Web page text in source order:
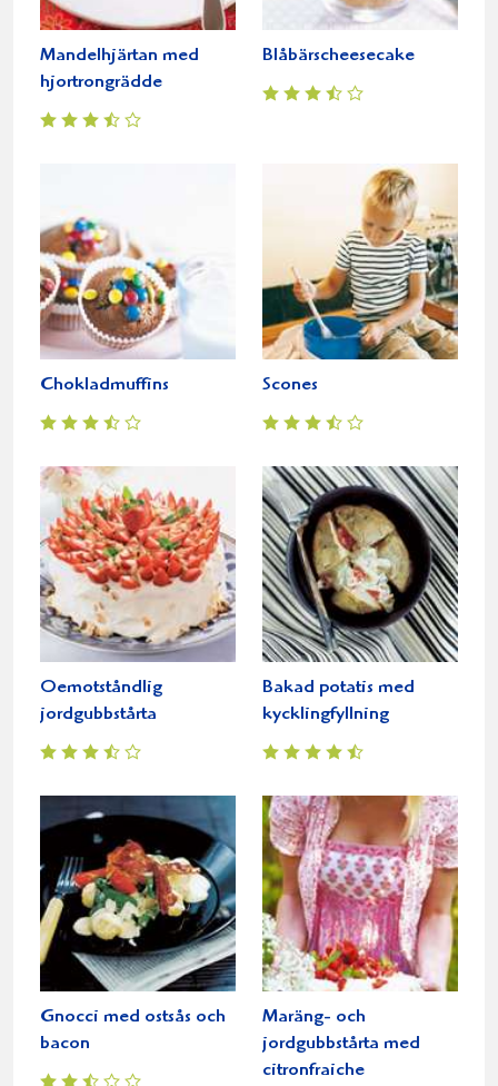
Mandelhjärtan med
hjortrongrädde
Blåbärscheesecake
Chokladmuffins Scones
Oemotståndlig
jordgubbstårta
Bakad potatis med
kycklingfyllning
Gnocci med ostsås och
bacon
Maräng- och
jordgubbstårta med
citronfraiche